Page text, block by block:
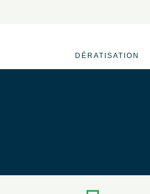
DÉRATISATION